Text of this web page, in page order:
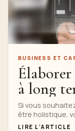
BUSINESS ET
à long
de
Si vous
être holistique,
apprendre les...
LIRE L'ARTICLE